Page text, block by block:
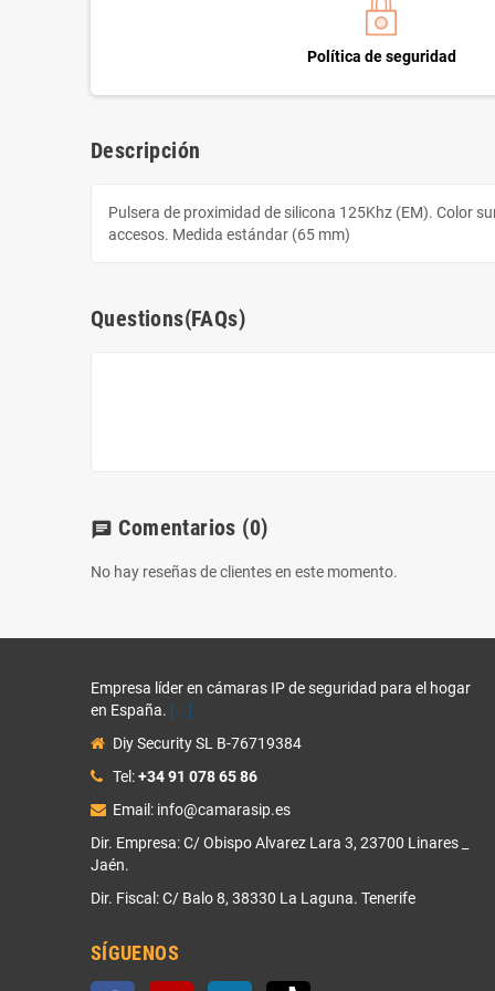
Política de seguridad
Descripción
Pulsera de proximidad de silicona 125Khz (EM). Color
accesos. Medida estándar (65 mm)
Questions(FAQs)
chat Comentarios (0)
No hay reseñas de clientes en este momento.
Empresa líder en cámaras IP de seguridad para el hogar
en España. [...]
Diy Security SL B-76719384
Tel:+34 91 078 65 86
Email: info@camarasip.es
Dir. Empresa: C/ Obispo Alvarez Lara 3, 23700 Linares _
Jaén.
Dir. Fiscal: C/ Balo 8, 38330 La Laguna. Tenerife
SÍGUENOS